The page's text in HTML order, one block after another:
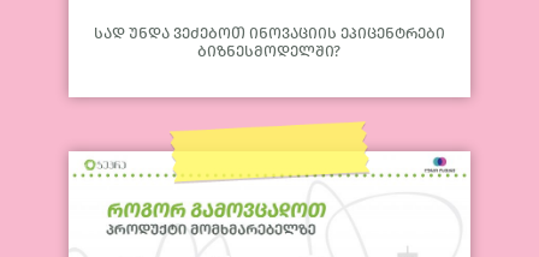
სად უნდა ვეძებოთ ინოვაციის ეპიცენტრები
ბიზნესმოდელში?